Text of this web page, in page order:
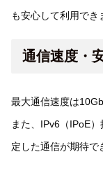
も安心して利用でき
通信速度・
最大通信速度は
また、IPv6（IPoE
定した通信が期待で